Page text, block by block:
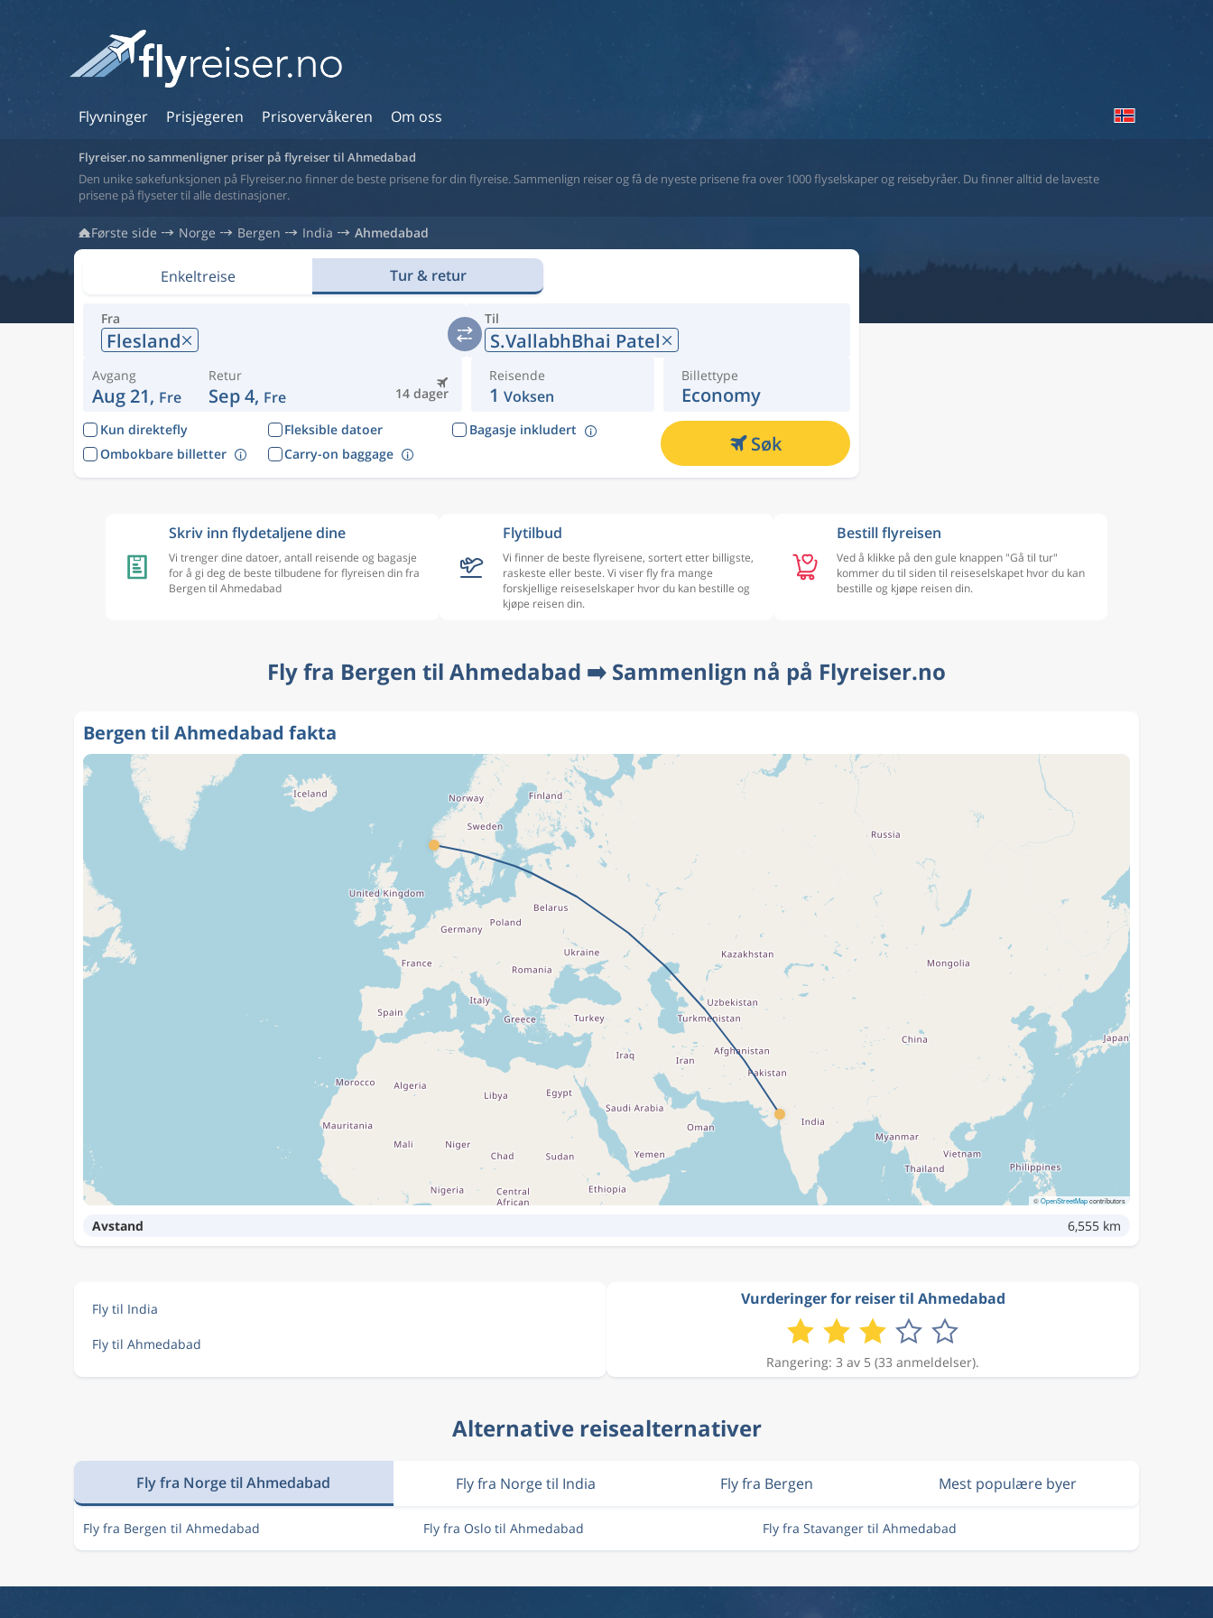
Flyvninger Prisjegeren Prisovervåkeren Om oss
Flyreiser.no sammenligner priser på flyreiser til Ahmedabad
Den unike søkefunksjonen på Flyreiser.no finner de beste prisene for din flyreise. Sammenlign reiser og få de nyeste prisene fra over 1000 flyselskaper og reisebyråer. Du finner alltid de laveste
prisene på flyseter til alle destinasjoner.
Første side Norge Bergen India Ahmedabad
Enkeltreise Tur & retur
Fra
Flesland
Til
S.VallabhBhai Patel
Avgang
Aug 21, Fre 14 dager
Retur
Sep 4, Fre
Reisende
1 Voksen
Billettype
Economy
Kun direktefly Fleksible datoer
Bagasje inkludert
Ombokbare billetter
Carry-on baggage Søk
Skriv inn flydetaljene dine
Vi trenger dine datoer, antall reisende og bagasje
for å gi deg de beste tilbudene for flyreisen din fra
Bergen til Ahmedabad
Flytilbud
Vi finner de beste flyreisene, sortert etter billigste,
raskeste eller beste. Vi viser fly fra mange
forskjellige reiseselskaper hvor du kan bestille og
kjøpe reisen din.
Bestill flyreisen
Ved å klikke på den gule knappen "Gå til tur"
kommer du til siden til reiseselskapet hvor du kan
bestille og kjøpe reisen din.
Fly fra Bergen til Ahmedabad ➡️ Sammenlign nå på Flyreiser.no
Bergen til Ahmedabad fakta
©OpenStreetMapcontributors
Avstand 6,555 km
Fly til India
Fly til Ahmedabad
Vurderinger for reiser til Ahmedabad
Rangering: 3 av 5 (33 anmeldelser).
Alternative reisealternativer
Fly fra Norge til Ahmedabad Fly fra Norge til India Fly fra Bergen Mest populære byer
Fly fra Bergen til Ahmedabad Fly fra Oslo til Ahmedabad Fly fra Stavanger til Ahmedabad